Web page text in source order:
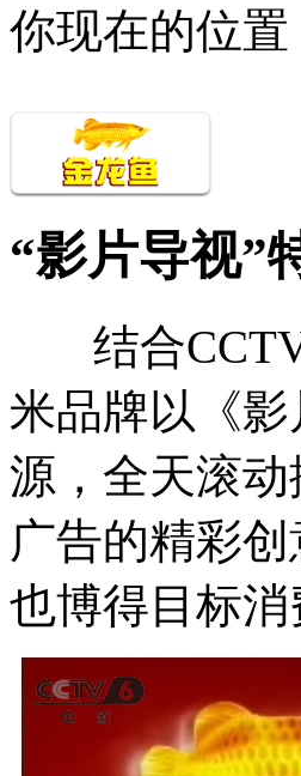
你现在的位置
“影片导视”
结合CCTV-
米品牌以《
源，全天滚
广告的精彩
也博得目标